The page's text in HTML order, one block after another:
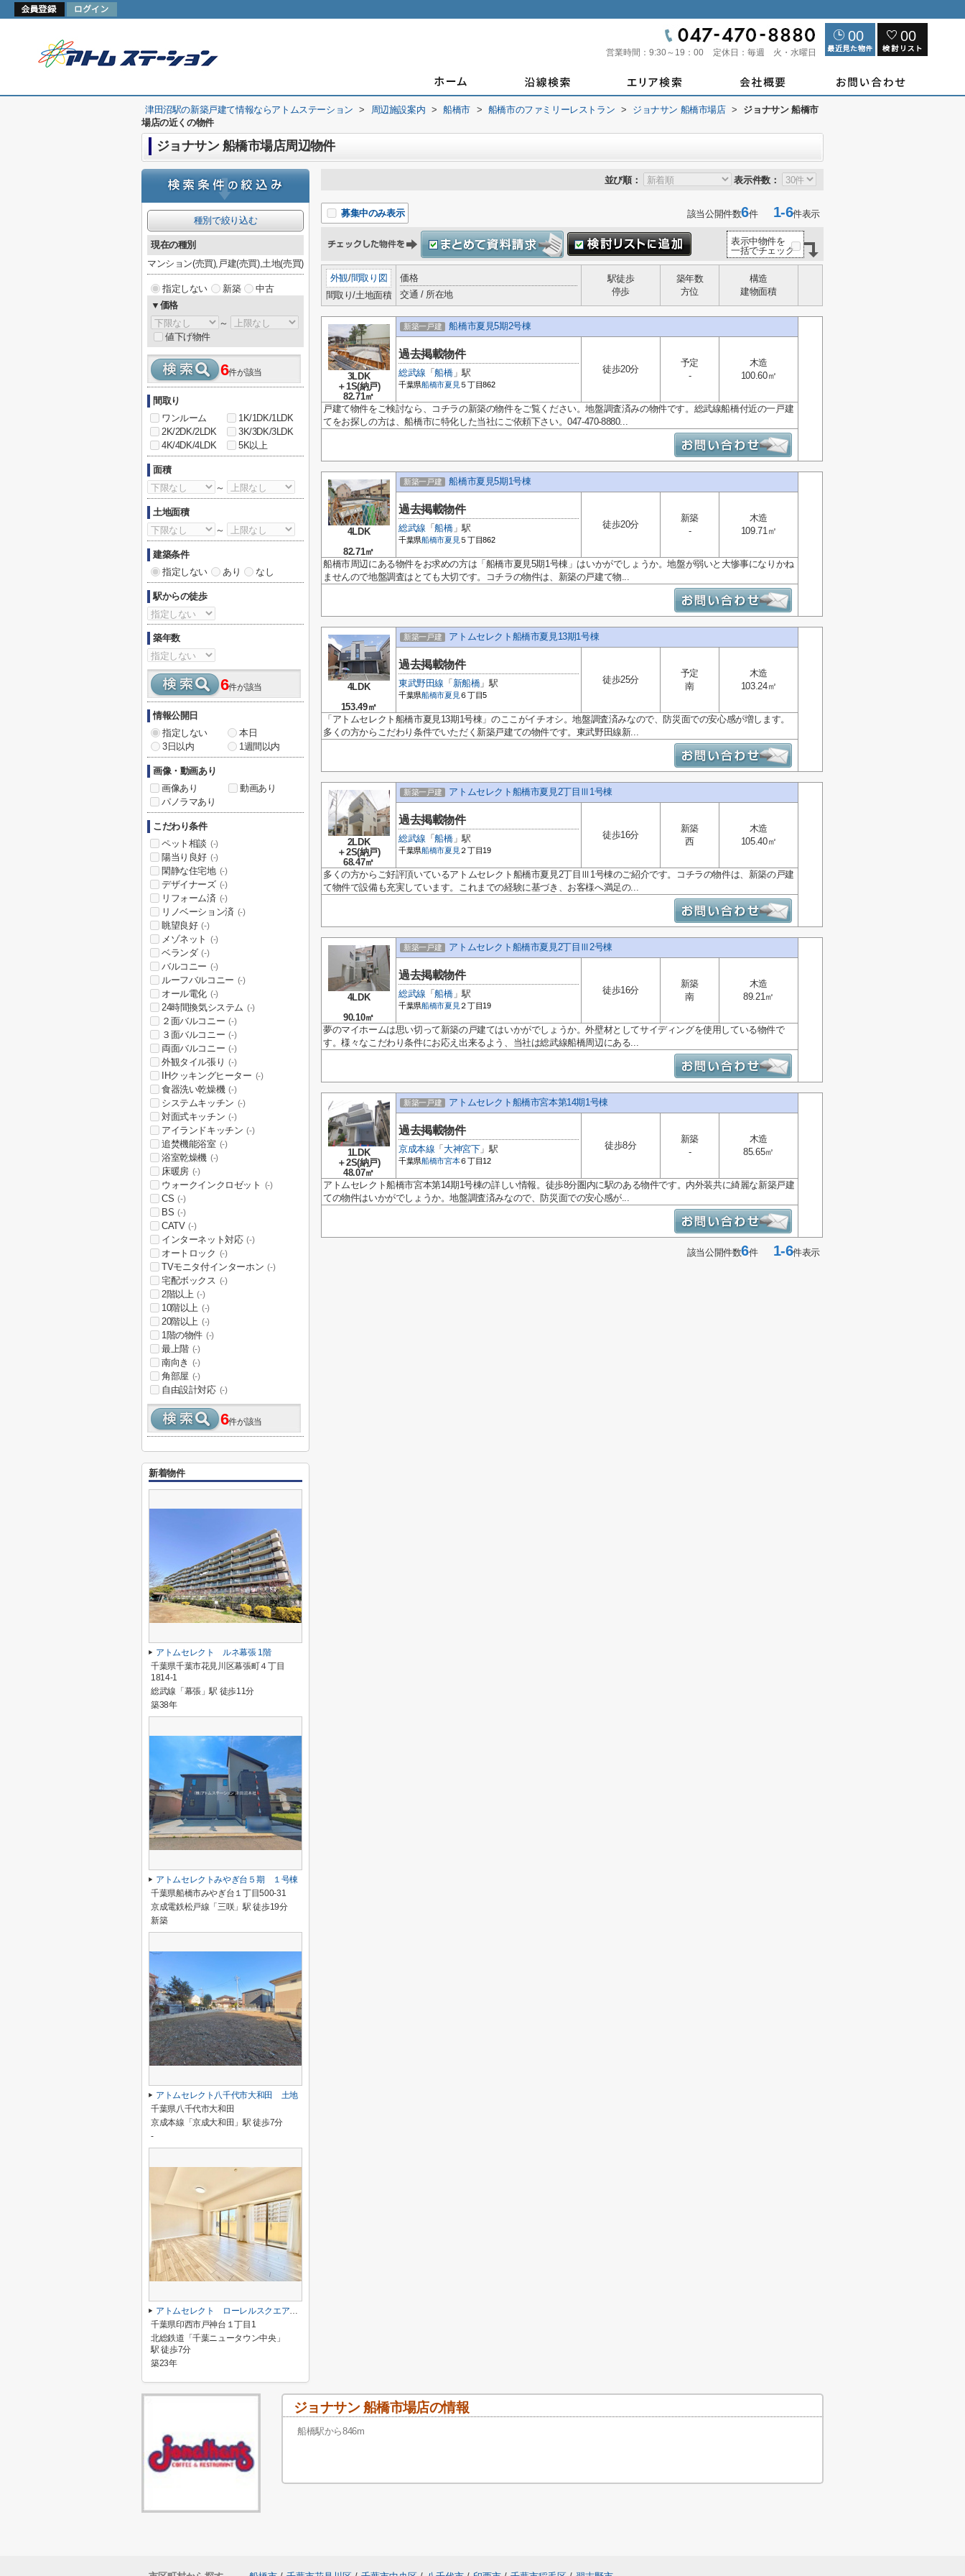
営業時間： 9:30～19：00 定休日： 毎週 火・水曜日
00 00
津田沼駅の新築戸建て情報ならアトムステーション > 周辺施設案内 > 船橋市 > 船橋市のファミリーレストラン > ジョナサン 船橋市場店 >
ジョナサン 船橋市
場店の近くの物件
ジョナサン 船橋市場店周辺物件
並び順： 表示件数：
募集中のみ表示 該当公開件数6件1-6件表示
表示中物件を
一括でチェック
外観/間取り図
間取り/土地面積
価格
交通 / 所在地
駅徒歩
停歩
築年数
方位
構造
建物面積
3LDK
＋1S(納戸)
82.71㎡
新築一戸建 船橋市夏見5期2号棟
過去掲載物件
総武線 「船橋」駅
千葉県船橋市夏見 ５丁目862
徒歩20分
予定
-
木造
100.60㎡
戸建て物件をご検討なら、コチラの新築の物件をご覧ください。地盤調査済みの物件です。総武線船橋付近の一戸建
てをお探しの方は、船橋市に特化した当社にご依頼下さい。047-470-8880...
4LDK
82.71㎡
新築一戸建 船橋市夏見5期1号棟
過去掲載物件
総武線 「船橋」駅
千葉県船橋市夏見 ５丁目862
徒歩20分
新築
-
木造
109.71㎡
船橋市周辺にある物件をお求めの方は「船橋市夏見5期1号棟」はいかがでしょうか。地盤が弱いと大惨事になりかね
ませんので地盤調査はとても大切です。コチラの物件は、新築の戸建て物...
4LDK
153.49㎡
新築一戸建 アトムセレクト船橋市夏見13期1号棟
過去掲載物件
東武野田線 「 新船橋」駅
千葉県船橋市夏見 ６丁目5
徒歩25分
予定
南
木造
103.24㎡
「アトムセレクト船橋市夏見13期1号棟」のここがイチオシ。地盤調査済みなので、防災面での安心感が増します。
多くの方からこだわり条件でいただく新築戸建ての物件です。東武野田線新...
2LDK
＋2S(納戸)
68.47㎡
新築一戸建 アトムセレクト船橋市夏見2丁目Ⅲ1号棟
過去掲載物件
総武線 「船橋」駅
千葉県船橋市夏見 ２丁目19
徒歩16分
新築
西
木造
105.40㎡
多くの方からご好評頂いているアトムセレクト船橋市夏見2丁目Ⅲ1号棟のご紹介です。コチラの物件は、新築の戸建
て物件で設備も充実しています。これまでの経験に基づき、お客様へ満足の...
4LDK
90.10㎡
新築一戸建 アトムセレクト船橋市夏見2丁目Ⅲ2号棟
過去掲載物件
総武線 「船橋」駅
千葉県船橋市夏見 ２丁目19
徒歩16分
新築
南
木造
89.21㎡
夢のマイホームは思い切って新築の戸建てはいかがでしょうか。外壁材としてサイディングを使用している物件で
す。様々なこだわり条件にお応え出来るよう、当社は総武線船橋周辺にある...
1LDK
＋2S(納戸)
48.07㎡
新築一戸建 アトムセレクト船橋市宮本第14期1号棟
過去掲載物件
京成本線 「 大神宮下」駅
千葉県船橋市宮本６丁目12
徒歩8分
新築
-
木造
85.65㎡
アトムセレクト船橋市宮本第14期1号棟の詳しい情報。徒歩8分圏内に駅のある物件です。内外装共に綺麗な新築戸建
ての物件はいかがでしょうか。地盤調査済みなので、防災面での安心感が...
該当公開件数6件1-6件表示
種別で絞り込む
現在の種別
マンション(売買),戸建(売買),土地(売買)
指定しない 新築
中古
▼価格
～
値下げ物件
6件が該当
間取り
ワンルーム
1K/1DK/1LDK
2K/2DK/2LDK
3K/3DK/3LDK
4K/4DK/4LDK
5K以上
面積
～
土地面積
～
建築条件
指定しない
あり なし
駅からの徒歩
築年数
6件が該当
情報公開日
指定しない
本日
3日以内
1週間以内
画像・動画あり
画像あり
動画あり
パノラマあり
こだわり条件
ペット相談 (-)
陽当り良好 (-)
閑静な住宅地 (-)
デザイナーズ (-)
リフォーム済 (-)
リノベーション済 (-)
眺望良好 (-)
メゾネット (-)
ベランダ (-)
バルコニー (-)
ルーフバルコニー (-)
オール電化 (-)
24時間換気システム (-)
２面バルコニー (-)
３面バルコニー (-)
両面バルコニー (-)
外観タイル張り (-)
IHクッキングヒーター (-)
食器洗い乾燥機 (-)
システムキッチン (-)
対面式キッチン (-)
アイランドキッチン (-)
追焚機能浴室 (-)
浴室乾燥機 (-)
床暖房 (-)
ウォークインクロゼット (-)
CS (-)
BS (-)
CATV (-)
インターネット対応 (-)
オートロック (-)
TVモニタ付インターホン (-)
宅配ボックス (-)
2階以上 (-)
10階以上 (-)
20階以上 (-)
1階の物件 (-)
最上階 (-)
南向き (-)
角部屋 (-)
自由設計対応 (-)
6件が該当
新着物件
アトムセレクト ルネ幕張 1階
千葉県千葉市花見川区幕張町４丁目
1814-1
総武線「幕張」駅 徒歩11分
築38年
アトムセレクトみやぎ台５期 １号棟
千葉県船橋市みやぎ台１丁目500-31
京成電鉄松戸線「三咲」駅 徒歩19分
新築
アトムセレクト八千代市大和田 土地
千葉県八千代市大和田
京成本線「京成大和田」駅 徒歩7分
-
アトムセレクト ローレルスクエア千葉ニュータウン中央D棟3階
千葉県印西市戸神台１丁目1
北総鉄道「千葉ニュータウン中央」
駅 徒歩7分
築23年
ジョナサン 船橋市場店の情報
船橋駅から846m